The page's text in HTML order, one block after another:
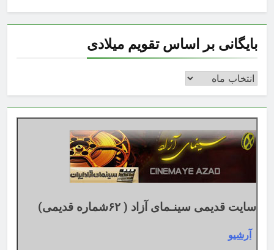
بایگانی بر اساس تقویم میلادی
بایگانی
اساس
تقویم
میلادی
سایت قدیمی سینـمای آزاد ( ۶۲شماره قدیمی)
آرشیو